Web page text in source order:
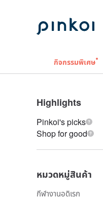
กิจกรรมพิเศษ
Highlights
Pinkoi's picks
Shop for good
หมวดหมู่สินค้า
กีฬางานอดิเรก